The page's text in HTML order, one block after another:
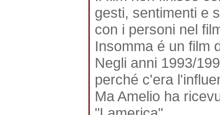
gesti, sentimenti e
con i personi nel
Insomma é un film
Negli anni 1993/
perché c'era
Ma Amelio ha